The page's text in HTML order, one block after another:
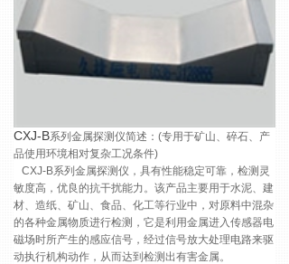
CXJ-B系列金属探测仪简述 ： (专用于矿山、碎石、产
品使用环境相对复杂工况条件)
CXJ-B系列金属探测仪， 具有性能稳定可靠，检测灵
敏度高，优良的抗干扰能力。该产品主要用于水泥、建
材、造纸、矿山、食品、化工等行业中，对原料中混杂
的各种金属物质进行检测，它是利用金属进入传感器电
磁场时所产生的感应信号，经过信号放大处理电路来驱
动执行机构动作，从而达到检测出有害金属。